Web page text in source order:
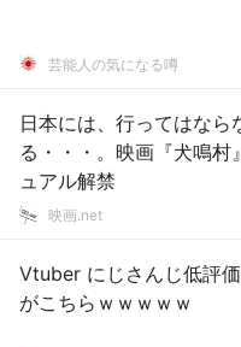
芸能人の気になる噂
日本には、行ってはなら
る・・・。映画『犬鳴村
ュアル解禁
映画.net
Vtuber にじさんじ低評
がこちらｗｗｗｗｗ